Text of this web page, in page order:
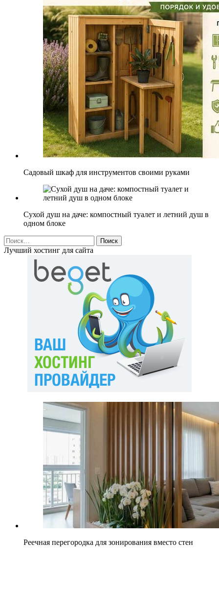
Садовый шкаф для инструментов своими руками
Сухой душ на даче: компостный туалет и летний душ в
одном блоке
Найти:
Лучший хостинг для сайта
Реечная перегородка для зонирования вместо стен